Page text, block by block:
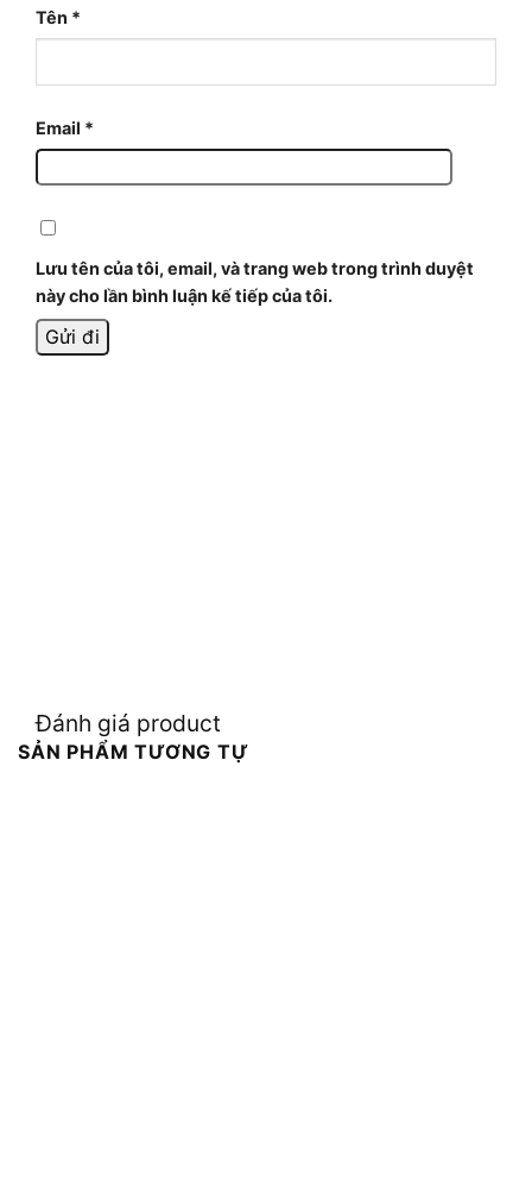
Tên *
Email *
Lưu tên của tôi, email, và trang web trong trình duyệt
này cho lần bình luận kế tiếp của tôi.
Đánh giá product
SẢN PHẨM TƯƠNG TỰ